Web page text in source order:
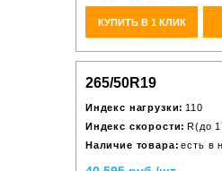
КУПИТЬ В 1 КЛИК
265/50R19
Индекс нагрузки: 110
Индекс скорости: R(до
Наличие товара: есть в